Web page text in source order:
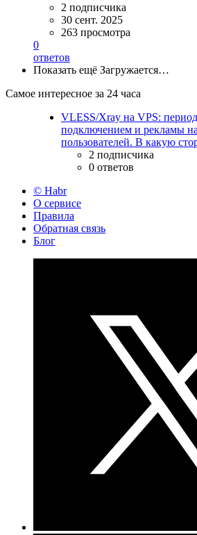
2 подписчика
30 сент. 2025
263 просмотра
0
ответов
Показать ещё Загружается…
Самое интересное за 24 часа
VLESS/Xray на VPS:
подключением и рекламы
пользователей. В какую
2 подписчика
0 ответов
© Habr
О сервисе
Правила
Обратная связь
Блог